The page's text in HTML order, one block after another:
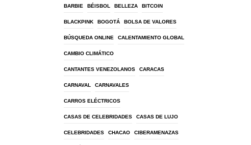
BARBIE BÉISBOL BELLEZA BITCOIN
BLACKPINK BOGOTÁ BOLSA DE VALORES
BÚSQUEDA ONLINE CALENTAMIENTO GLOBAL
CAMBIO CLIMÁTICO
CANTANTES VENEZOLANOS CARACAS
CARNAVAL CARNAVALES
CARROS ELÉCTRICOS
CASAS DE CELEBRIDADES CASAS DE LUJO
CELEBRIDADES CHACAO CIBERAMENAZAS